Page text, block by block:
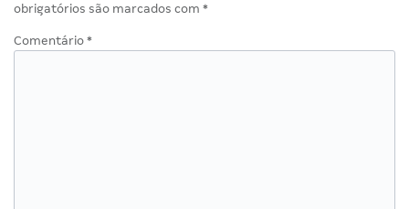
obrigatórios são marcados com *
Comentário *